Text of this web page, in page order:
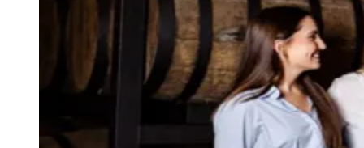
Segurança Regional
Hospitais Estaduais
Parques & Represas
Jandira Itapevi CotiaPirapora
do Bom JesusAraçariguama Caieiras
Franco da